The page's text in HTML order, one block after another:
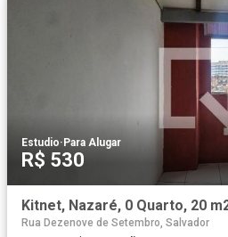
Estudio· Para Alugar
R$ 530
Kitnet, Nazaré, 0 Quarto, 20
Rua Dezenove de Setembro, Salvador